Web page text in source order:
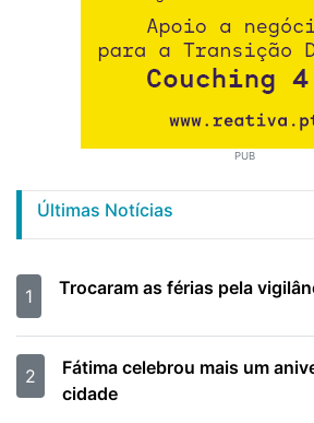
PUB
Últimas Notícias
1 Trocaram as férias pela
2
Fátima celebrou mais um
cidade